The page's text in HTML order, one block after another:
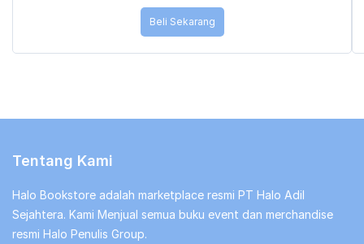
Beli Sekarang
Tentang Kami
Halo Bookstore adalah marketplace resmi PT Halo Adil
Sejahtera. Kami Menjual semua buku event dan merchandise
resmi Halo Penulis Group.